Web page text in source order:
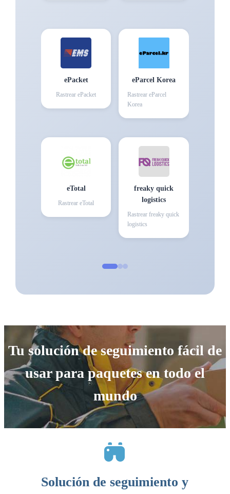
ePacket
Rastrear ePacket
eParcel Korea
Rastrear eParcel
Korea
eTotal
Rastrear eTotal
freaky quick
logistics
Rastrear freaky quick
logistics
Tu solución de seguimiento fácil de
usar para paquetes en todo el
mundo
Solución de seguimiento y